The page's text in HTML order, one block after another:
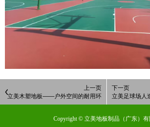
上一页
立美木塑地板——户外空间的耐用环
保新选择
下一页
立美足球场
运动活力场
Copyright © 立美地板制品（广东）有